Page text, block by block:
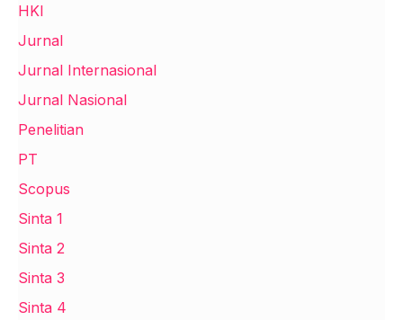
HKI
Jurnal
Jurnal Internasional
Jurnal Nasional
Penelitian
PT
Scopus
Sinta 1
Sinta 2
Sinta 3
Sinta 4